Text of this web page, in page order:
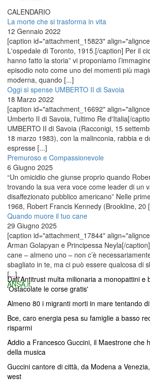
CALENDARIO
La morte che si trasforma in vita
12 Gennaio 2022
[caption id="attachment_15823"
L'ospedale di Toronto, 1915.[/caption] Per il
hanno fatto la storia” vi proponiamo
episodio noto come uno dei momenti più
moderna, quando [...]
Oggi si spense UMBERTO II di Savoia
18 Marzo 2022
[caption id="attachment_16692"
Umberto II di Savoia, l'ultimo Re d'Italia[/
UMBERTO II di Savoia (Racconigi, 15
18 marzo 1983), con la malinconia, rabbia e
espresse [...]
Premuroso e Compassionevole
6 Giugno 2025
“Un omicidio che giunse proprio quando
trovando la sua vera voce come leader di un
disaffezionato pubblico americano” Nelle
1968, Robert Francis Kennedy (Brookline, 20
Quando muore il tuo cane
29 Giugno 2025
[caption id="attachment_17844"
Arman Golapyan e Principessa Neyla[/
cane – almeno uno – non c’è
sbagliato in te, ma ci può essere qualcosa di
[...]
ANSA.it
Dall'Antitrust multa milionaria a monopattini e
'Ostacolate le corse gratis'
Almeno 80 i migranti morti in mare tentando
Bce, caro energia pesa su famiglie a basso
risparmi
Addio a Francesco Guccini, il Maestrone che
della musica
Guccini cantore di città, da Modena a
west